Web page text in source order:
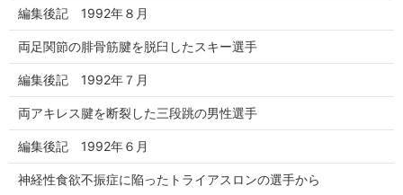
編集後記 1992年８月
両足関節の腓骨筋腱を脱臼したスキー選手
編集後記 1992年７月
両アキレス腱を断裂した三段跳の男性選手
編集後記 1992年６月
神経性食欲不振症に陥ったトライアスロンの選手から